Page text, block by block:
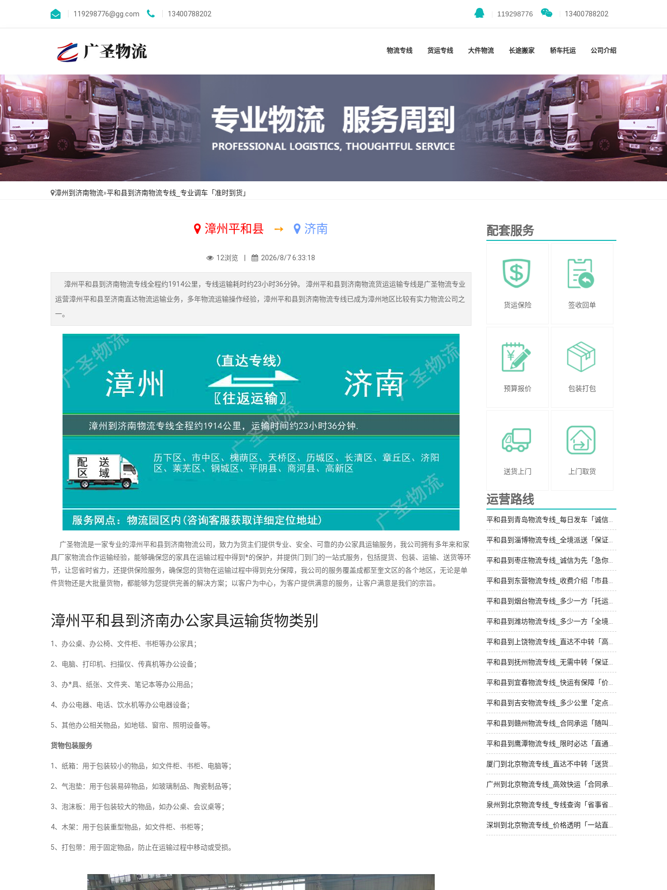
119298776@gg.com 13400788202 119298776 13400788202
物流专线 货运专线 大件物流 长途搬家 轿车托运 公司介绍
漳州到济南物流»平和县到济南物流专线_专业调车「准时到货」
漳州平和县 ➙ 济南
12浏览 | 2026/8/7 6:33:18
漳州平和县到济南物流专线全程约1914公里，专线运输耗时约23小时36分钟。 漳州平和县到济南物流货运运输专线是广圣物流专业
运营漳州平和县至济南直达物流运输业务，多年物流运输操作经验，漳州平和县到济南物流专线已成为漳州地区比较有实力物流公司之
一。
广圣物流是一家专业的漳州平和县到济南物流公司，致力为货主们提供专业、安全、可靠的办公家具运输服务，我公司拥有多年来和家
具厂家物流合作运输经验，能够确保您的家具在运输过程中得到*的保护，并提供门到门的一站式服务，包括提货、包装、运输、送货等环
节，让您省时省力，还提供保险服务，确保您的货物在运输过程中得到充分保障，我公司的服务覆盖成都至奎文区的各个地区，无论是单
件货物还是大批量货物，都能够为您提供完善的解决方案；以客户为中心，为客户提供满意的服务，让客户满意是我们的宗旨。
漳州平和县到济南办公家具运输货物类别
1、办公桌、办公椅、文件柜、书柜等办公家具；
2、电脑、打印机、扫描仪、传真机等办公设备；
3、办*具、纸张、文件夹、笔记本等办公用品；
4、办公电器、电话、饮水机等办公电器设备；
5、其他办公相关物品，如地毯、窗帘、照明设备等。
货物包装服务
1、纸箱：用于包装较小的物品，如文件柜、书柜、电脑等；
2、气泡垫：用于包装易碎物品，如玻璃制品、陶瓷制品等；
3、泡沫板：用于包装较大的物品，如办公桌、会议桌等；
4、木架：用于包装重型物品，如文件柜、书柜等；
5、打包带：用于固定物品，防止在运输过程中移动或受损。
配套服务
货运保险 签收回单
预算报价 包装打包
送货上门 上门取货
运营路线
平和县到青岛物流专线_每日发车「诚信为先」
平和县到淄博物流专线_全境派送「保证时效」
平和县到枣庄物流专线_诚信为先「急你所需」
平和县到东营物流专线_收费介绍「市县闪送」
平和县到烟台物流专线_多少一方「托运省心」
平和县到潍坊物流专线_多少一方「全境配送」
平和县到上饶物流专线_直达不中转「高效运输」
平和县到抚州物流专线_无需中转「保证时效」
平和县到宜春物流专线_快运有保障「价格透明」
平和县到吉安物流专线_多少公里「定点发车」
平和县到赣州物流专线_合同承运「随叫随到」
平和县到鹰潭物流专线_限时必达「直通专线」
厦门到北京物流专线_直达不中转「送货到门」
广州到北京物流专线_高效快运「合同承运」
泉州到北京物流专线_专线查询「省事省心」
深圳到北京物流专线_价格透明「一站直达」